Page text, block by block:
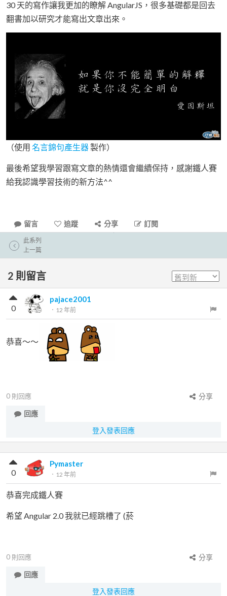
30 天的寫作讓我更加的瞭解 AngularJS，很多基礎都是回去
翻書加以研究才能寫出文章出來。
（使用 名言錦句產生器製作）
最後希望我學習跟寫文章的熱情還會繼續保持，感謝鐵人賽
給我認識學習技術的新方法^^
留言 追蹤 分享 訂閱
此系列
上一篇
2 則留言
pajace2001
． 12 年前
0
恭喜～～
0 則回應
分享
回應
登入發表回應
Pymaster
． 12 年前
0
恭喜完成鐵人賽
希望 Angular 2.0 我就已經跳槽了 (菸
0 則回應
分享
回應
登入發表回應